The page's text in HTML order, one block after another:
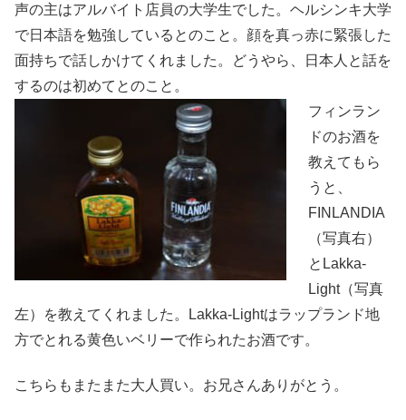
声の主はアルバイト店員の大学生でした。ヘルシンキ大学
で日本語を勉強しているとのこと。顔を真っ赤に緊張した
面持ちで話しかけてくれました。どうやら、日本人と話を
するのは初めてとのこと。
フィンラン
ドのお酒を
教えてもら
うと、
FINLANDIA
（写真右）
とLakka-
Light（写真
左）を教えてくれました。Lakka-Lightはラップランド地
方でとれる黄色いベリーで作られたお酒です。
こちらもまたまた大人買い。お兄さんありがとう。